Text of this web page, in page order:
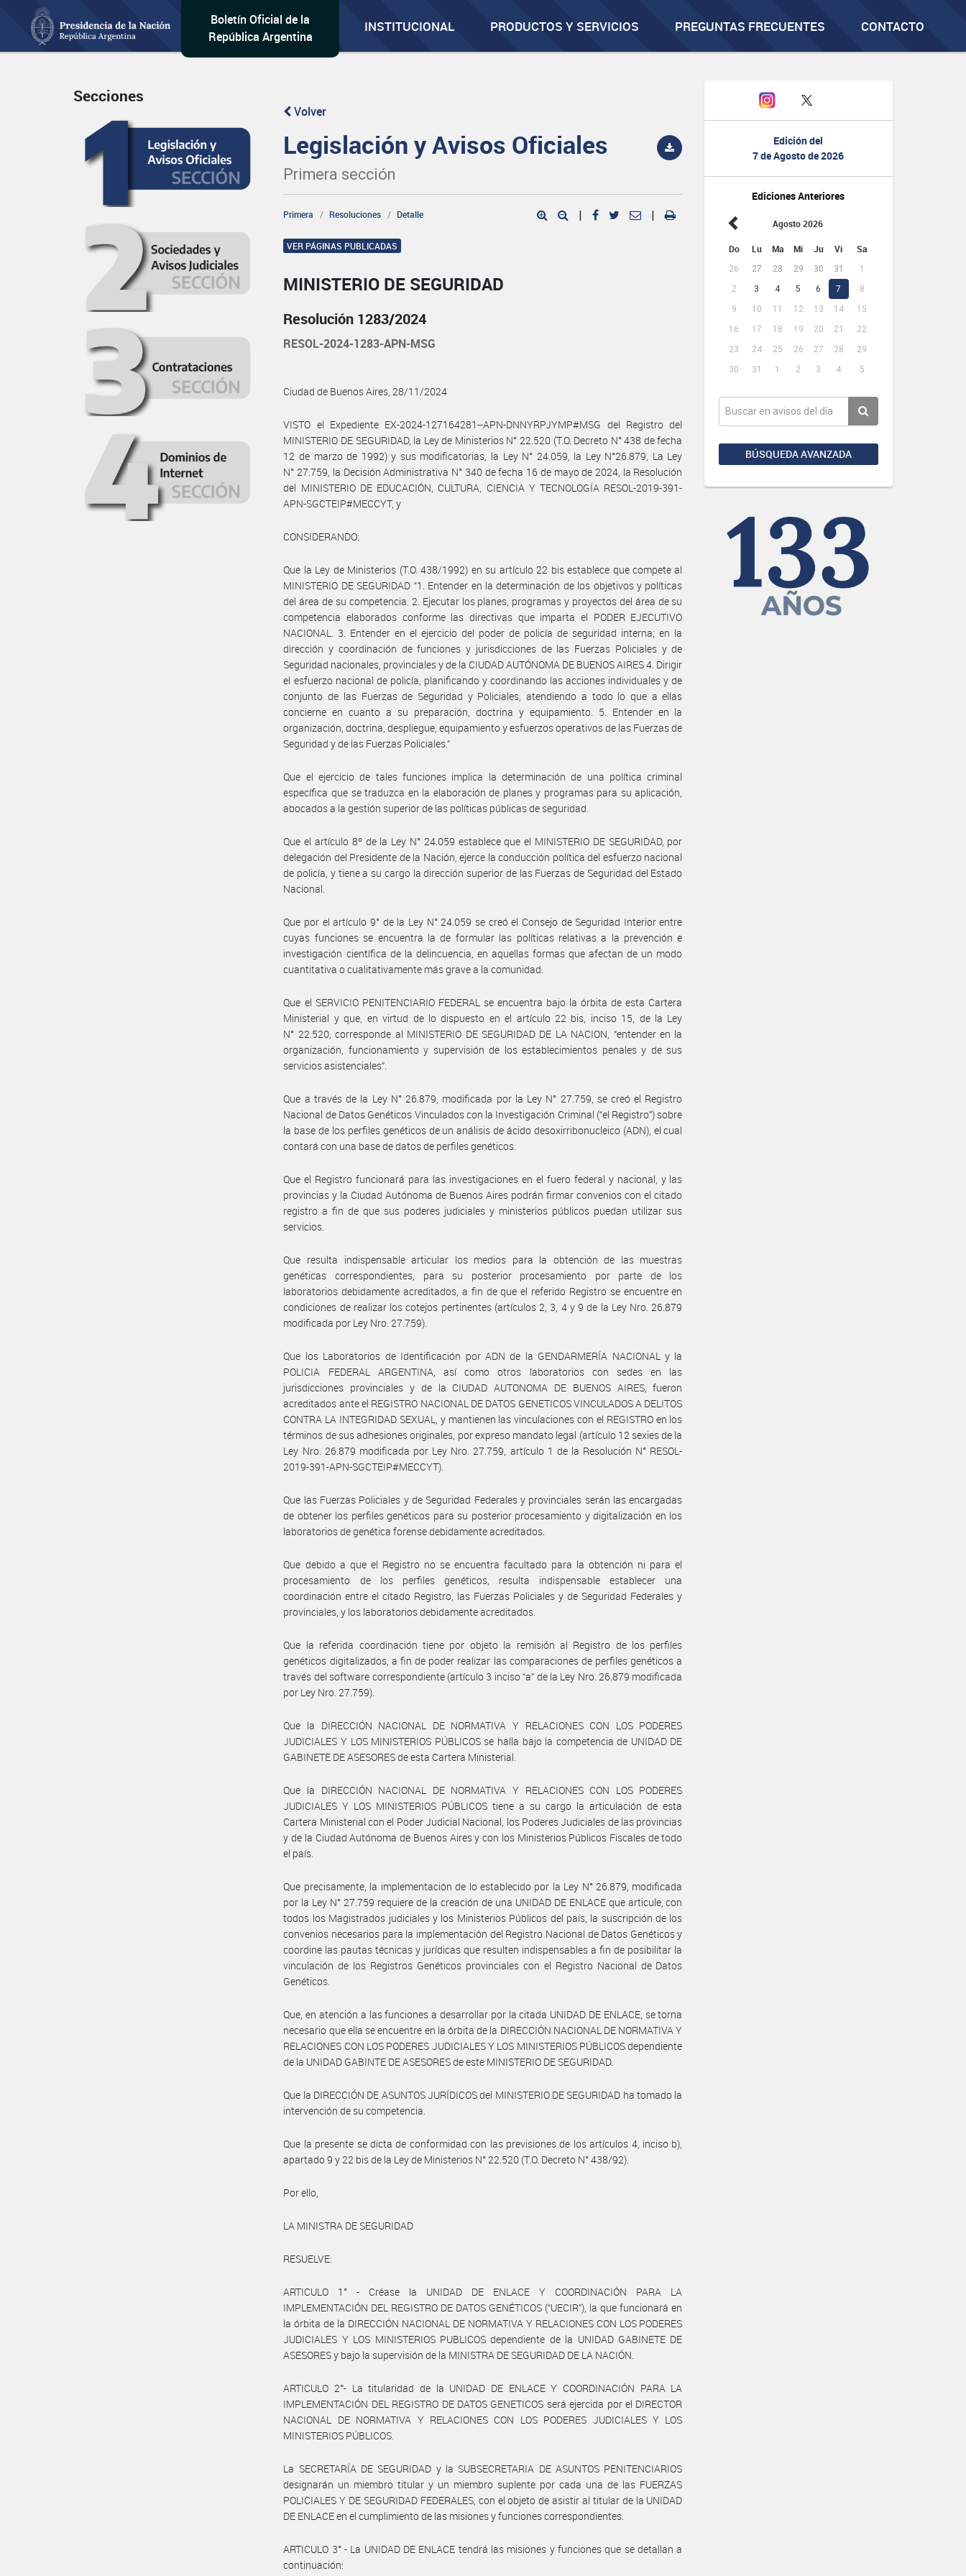
Boletín Oficial de la
República Argentina
INSTITUCIONAL PRODUCTOS Y SERVICIOS PREGUNTAS FRECUENTES CONTACTO
Edición del
7 de Agosto de 2026
Ediciones Anteriores
Agosto 2026
Do Lu Ma Mi Ju Vi Sa
26 27 28 29 30 31
1
2
3 4 5 6 7
8
9
10 11 12 13 14
15
16
17 18 19 20 21
22
23
24 25 26 27 28
29
30
31 1 2 3 4 5
BÚSQUEDA AVANZADA
Secciones
Volver
Legislación y Avisos Oficiales
Primera sección
Primera Resoluciones Detalle | |
VER PÁGINAS PUBLICADAS
MINISTERIO DE SEGURIDAD
Resolución 1283/2024
RESOL-2024-1283-APN-MSG
Ciudad de Buenos Aires, 28/11/2024
VISTO el Expediente EX-2024-127164281--APN-DNNYRPJYMP#MSG del Registro del
MINISTERIO DE SEGURIDAD, la Ley de Ministerios N° 22.520 (T.O. Decreto N° 438 de fecha
12 de marzo de 1992) y sus modificatorias, la Ley N° 24.059, la Ley N°26.879, La Ley
N° 27.759, la Decisión Administrativa N° 340 de fecha 16 de mayo de 2024, la Resolución
del MINISTERIO DE EDUCACIÓN, CULTURA, CIENCIA Y TECNOLOGÍA RESOL-2019-391-
APN-SGCTEIP#MECCYT, y
CONSIDERANDO:
Que la Ley de Ministerios (T.O. 438/1992) en su artículo 22 bis establece que compete al
MINISTERIO DE SEGURIDAD “1. Entender en la determinación de los objetivos y políticas
del área de su competencia. 2. Ejecutar los planes, programas y proyectos del área de su
competencia elaborados conforme las directivas que imparta el PODER EJECUTIVO
NACIONAL. 3. Entender en el ejercicio del poder de policía de seguridad interna; en la
dirección y coordinación de funciones y jurisdicciones de las Fuerzas Policiales y de
Seguridad nacionales, provinciales y de la CIUDAD AUTÓNOMA DE BUENOS AIRES 4. Dirigir
el esfuerzo nacional de policía, planificando y coordinando las acciones individuales y de
conjunto de las Fuerzas de Seguridad y Policiales, atendiendo a todo lo que a ellas
concierne en cuanto a su preparación, doctrina y equipamiento. 5. Entender en la
organización, doctrina, despliegue, equipamiento y esfuerzos operativos de las Fuerzas de
Seguridad y de las Fuerzas Policiales.”
Que el ejercicio de tales funciones implica la determinación de una política criminal
específica que se traduzca en la elaboración de planes y programas para su aplicación,
abocados a la gestión superior de las políticas públicas de seguridad.
Que el artículo 8º de la Ley N° 24.059 establece que el MINISTERIO DE SEGURIDAD, por
delegación del Presidente de la Nación, ejerce la conducción política del esfuerzo nacional
de policía, y tiene a su cargo la dirección superior de las Fuerzas de Seguridad del Estado
Nacional.
Que por el artículo 9° de la Ley N° 24.059 se creó el Consejo de Seguridad Interior entre
cuyas funciones se encuentra la de formular las políticas relativas a la prevención e
investigación científica de la delincuencia, en aquellas formas que afectan de un modo
cuantitativa o cualitativamente más grave a la comunidad.
Que el SERVICIO PENITENCIARIO FEDERAL se encuentra bajo la órbita de esta Cartera
Ministerial y que, en virtud de lo dispuesto en el artículo 22 bis, inciso 15, de la Ley
N° 22.520, corresponde al MINISTERIO DE SEGURIDAD DE LA NACION, “entender en la
organización, funcionamiento y supervisión de los establecimientos penales y de sus
servicios asistenciales”.
Que a través de la Ley N° 26.879, modificada por la Ley N° 27.759, se creó el Registro
Nacional de Datos Genéticos Vinculados con la Investigación Criminal (“el Registro”) sobre
la base de los perfiles genéticos de un análisis de ácido desoxirribonucleico (ADN), el cual
contará con una base de datos de perfiles genéticos.
Que el Registro funcionará para las investigaciones en el fuero federal y nacional, y las
provincias y la Ciudad Autónoma de Buenos Aires podrán firmar convenios con el citado
registro a fin de que sus poderes judiciales y ministerios públicos puedan utilizar sus
servicios.
Que resulta indispensable articular los medios para la obtención de las muestras
genéticas correspondientes, para su posterior procesamiento por parte de los
laboratorios debidamente acreditados, a fin de que el referido Registro se encuentre en
condiciones de realizar los cotejos pertinentes (artículos 2, 3, 4 y 9 de la Ley Nro. 26.879
modificada por Ley Nro. 27.759).
Que los Laboratorios de Identificación por ADN de la GENDARMERÍA NACIONAL y la
POLICIA FEDERAL ARGENTINA, así como otros laboratorios con sedes en las
jurisdicciones provinciales y de la CIUDAD AUTONOMA DE BUENOS AIRES, fueron
acreditados ante el REGISTRO NACIONAL DE DATOS GENETICOS VINCULADOS A DELITOS
CONTRA LA INTEGRIDAD SEXUAL, y mantienen las vinculaciones con el REGISTRO en los
términos de sus adhesiones originales, por expreso mandato legal (artículo 12 sexies de la
Ley Nro. 26.879 modificada por Ley Nro. 27.759, artículo 1 de la Resolución N° RESOL-
2019-391-APN-SGCTEIP#MECCYT).
Que las Fuerzas Policiales y de Seguridad Federales y provinciales serán las encargadas
de obtener los perfiles genéticos para su posterior procesamiento y digitalización en los
laboratorios de genética forense debidamente acreditados.
Que debido a que el Registro no se encuentra facultado para la obtención ni para el
procesamiento de los perfiles genéticos, resulta indispensable establecer una
coordinación entre el citado Registro, las Fuerzas Policiales y de Seguridad Federales y
provinciales, y los laboratorios debidamente acreditados.
Que la referida coordinación tiene por objeto la remisión al Registro de los perfiles
genéticos digitalizados, a fin de poder realizar las comparaciones de perfiles genéticos a
través del software correspondiente (artículo 3 inciso “a” de la Ley Nro. 26.879 modificada
por Ley Nro. 27.759).
Que la DIRECCIÓN NACIONAL DE NORMATIVA Y RELACIONES CON LOS PODERES
JUDICIALES Y LOS MINISTERIOS PÚBLICOS se halla bajo la competencia de UNIDAD DE
GABINETE DE ASESORES de esta Cartera Ministerial.
Que la DIRECCIÓN NACIONAL DE NORMATIVA Y RELACIONES CON LOS PODERES
JUDICIALES Y LOS MINISTERIOS PÚBLICOS tiene a su cargo la articulación de esta
Cartera Ministerial con el Poder Judicial Nacional, los Poderes Judiciales de las provincias
y de la Ciudad Autónoma de Buenos Aires y con los Ministerios Públicos Fiscales de todo
el país.
Que precisamente, la implementación de lo establecido por la Ley N° 26.879, modificada
por la Ley N° 27.759 requiere de la creación de una UNIDAD DE ENLACE que articule, con
todos los Magistrados judiciales y los Ministerios Públicos del país, la suscripción de los
convenios necesarios para la implementación del Registro Nacional de Datos Genéticos y
coordine las pautas técnicas y jurídicas que resulten indispensables a fin de posibilitar la
vinculación de los Registros Genéticos provinciales con el Registro Nacional de Datos
Genéticos.
Que, en atención a las funciones a desarrollar por la citada UNIDAD DE ENLACE, se torna
necesario que ella se encuentre en la órbita de la DIRECCIÓN NACIONAL DE NORMATIVA Y
RELACIONES CON LOS PODERES JUDICIALES Y LOS MINISTERIOS PÚBLICOS dependiente
de la UNIDAD GABINTE DE ASESORES de este MINISTERIO DE SEGURIDAD.
Que la DIRECCIÓN DE ASUNTOS JURÍDICOS del MINISTERIO DE SEGURIDAD ha tomado la
intervención de su competencia.
Que la presente se dicta de conformidad con las previsiones de los artículos 4, inciso b),
apartado 9 y 22 bis de la Ley de Ministerios N° 22.520 (T.O. Decreto N° 438/92).
Por ello,
LA MINISTRA DE SEGURIDAD
RESUELVE:
ARTICULO 1° - Créase la UNIDAD DE ENLACE Y COORDINACIÓN PARA LA
IMPLEMENTACIÓN DEL REGISTRO DE DATOS GENÉTICOS (“UECIR”), la que funcionará en
la órbita de la DIRECCIÓN NACIONAL DE NORMATIVA Y RELACIONES CON LOS PODERES
JUDICIALES Y LOS MINISTERIOS PUBLICOS dependiente de la UNIDAD GABINETE DE
ASESORES y bajo la supervisión de la MINISTRA DE SEGURIDAD DE LA NACIÓN.
ARTICULO 2°- La titularidad de la UNIDAD DE ENLACE Y COORDINACIÓN PARA LA
IMPLEMENTACIÓN DEL REGISTRO DE DATOS GENETICOS será ejercida por el DIRECTOR
NACIONAL DE NORMATIVA Y RELACIONES CON LOS PODERES JUDICIALES Y LOS
MINISTERIOS PÚBLICOS.
La SECRETARÍA DE SEGURIDAD y la SUBSECRETARIA DE ASUNTOS PENITENCIARIOS
designarán un miembro titular y un miembro suplente por cada una de las FUERZAS
POLICIALES Y DE SEGURIDAD FEDERALES, con el objeto de asistir al titular de la UNIDAD
DE ENLACE en el cumplimiento de las misiones y funciones correspondientes.
ARTICULO 3° - La UNIDAD DE ENLACE tendrá las misiones y funciones que se detallan a
continuación: